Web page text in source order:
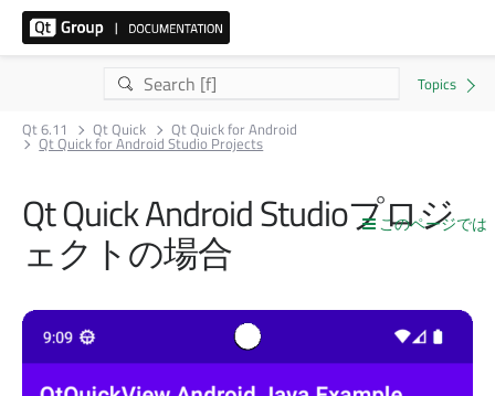
Qt 6.11 Qt Quick Qt Quick for Android
Qt Quick for Android Studio Projects
このページでは
Qt QuickAndroid Studioプロジ
ェクトの場合